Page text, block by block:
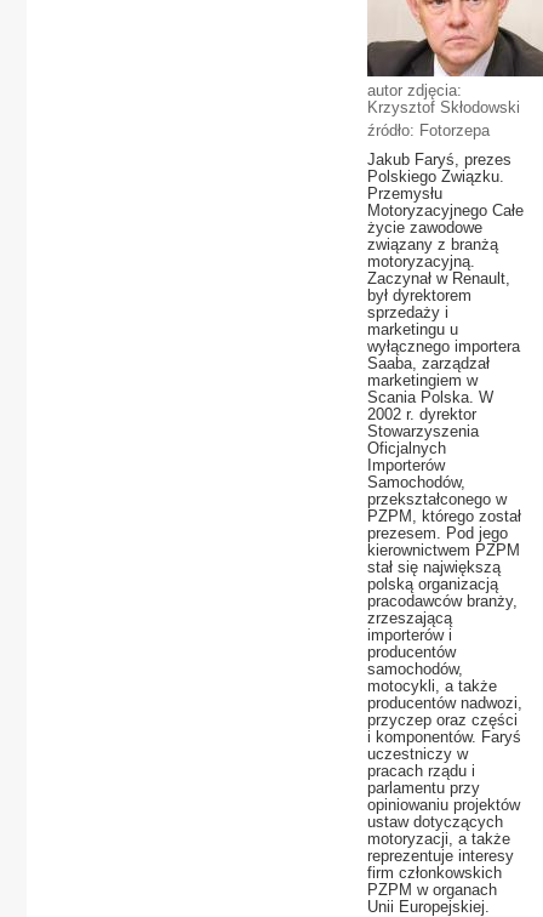
autor zdjęcia:
Krzysztof Skłodowski
źródło: Fotorzepa
Jakub Faryś, prezes
Polskiego Związku.
Przemysłu
Motoryzacyjnego Całe
życie zawodowe
związany z branżą
motoryzacyjną.
Zaczynał w Renault,
był dyrektorem
sprzedaży i
marketingu u
wyłącznego importera
Saaba, zarządzał
marketingiem w
Scania Polska. W
2002 r. dyrektor
Stowarzyszenia
Oficjalnych
Importerów
Samochodów,
przekształconego w
PZPM, którego został
prezesem. Pod jego
kierownictwem PZPM
stał się największą
polską organizacją
pracodawców branży,
zrzeszającą
importerów i
producentów
samochodów,
motocykli, a także
producentów nadwozi,
przyczep oraz części
i komponentów. Faryś
uczestniczy w
pracach rządu i
parlamentu przy
opiniowaniu projektów
ustaw dotyczących
motoryzacji, a także
reprezentuje interesy
firm członkowskich
PZPM w organach
Unii Europejskiej.